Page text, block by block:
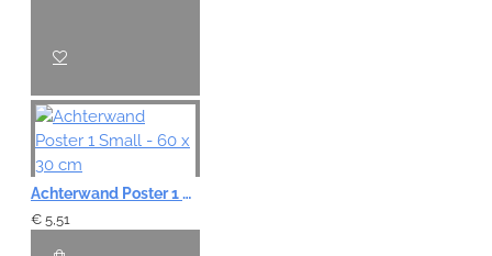
Achterwand Poster 1 Small - 60 x 30 cm
€ 5,51